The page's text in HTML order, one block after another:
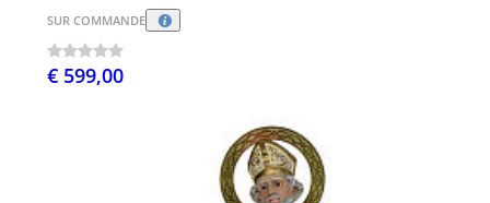
SUR COMMANDE
€ 599,00